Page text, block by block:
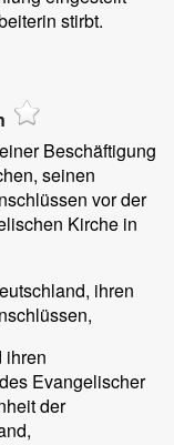
stirbt.
Beschäftigung
seinen
vor der
Kirche in
ihren
ihren
Evangelischer
der